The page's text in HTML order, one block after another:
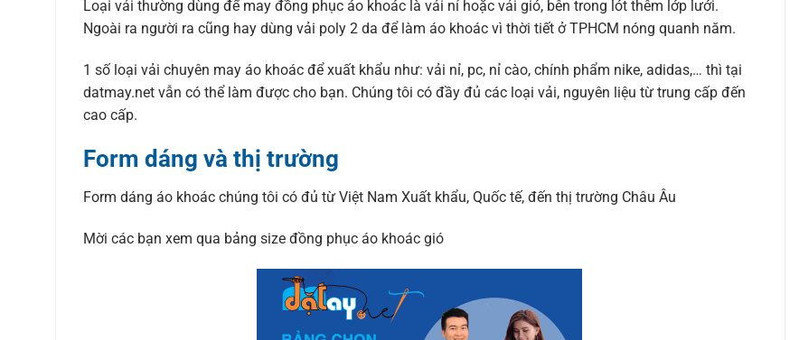
Loại vải thường dùng để may đồng phục áo khoác là vải nỉ hoặc vải gió, bên trong lót thêm lớp lưới.
Ngoài ra người ra cũng hay dùng vải poly 2 da để làm áo khoác vì thời tiết ở TPHCM nóng quanh năm.
1 số loại vải chuyên may áo khoác để xuất khẩu như: vải nỉ, pc, nỉ cào, chính phẩm nike, adidas,… thì tại
datmay.net vẫn có thể làm được cho bạn. Chúng tôi có đầy đủ các loại vải, nguyên liệu từ trung cấp đến
cao cấp.
Form dáng và thị trường
Form dáng áo khoác chúng tôi có đủ từ Việt Nam Xuất khẩu, Quốc tế, đến thị trường Châu Âu
Mời các bạn xem qua bảng size đồng phục áo khoác gió